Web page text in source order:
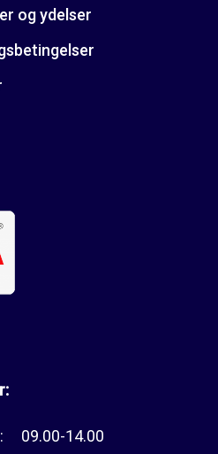
og ydelser
09.00-14.00